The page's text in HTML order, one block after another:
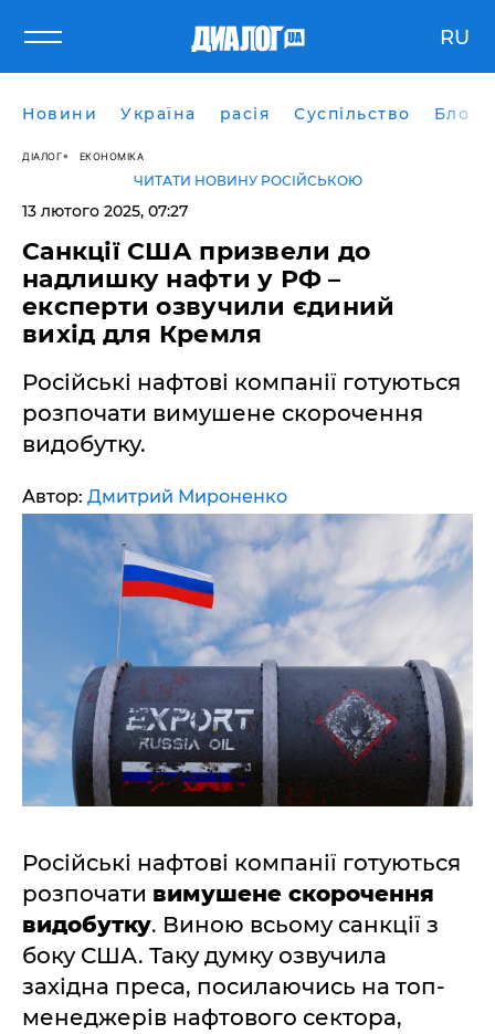
RU
Новини Україна расія Суспільство Блоги
ДІАЛОГ ЕКОНОМІКА
ЧИТАТИ НОВИНУ РОСІЙСЬКОЮ
13 лютого 2025, 07:27
Санкції США призвели до
надлишку нафти у РФ –
експерти озвучили єдиний
вихід для Кремля
Російські нафтові компанії готуються
розпочати вимушене скорочення
видобутку.
Автор: Дмитрий Мироненко
Російські нафтові компанії готуються
розпочати вимушене скорочення
видобутку. Виною всьому санкції з
боку США. Таку думку озвучила
західна преса, посилаючись на топ-
менеджерів нафтового сектора,